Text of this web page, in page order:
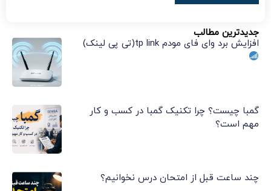
جدیدترین مطالب
افزایش برد وای فای مودم tp link(تی پی لینک)
گمبا چیست؟ چرا تکنیک گمبا در کسب و کار
مهم است؟
چند ساعت قبل از امتحان درس نخوانیم؟